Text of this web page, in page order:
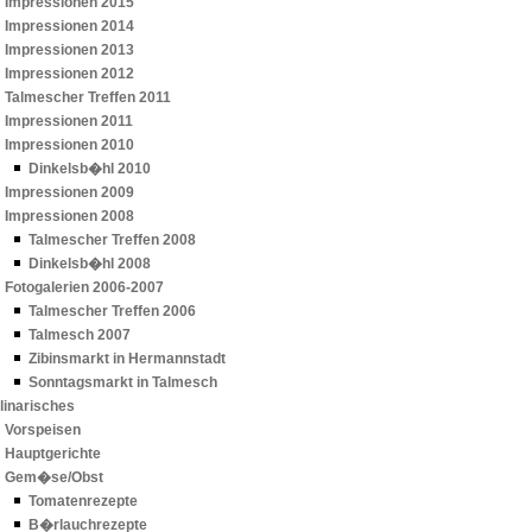
Impressionen 2014
Impressionen 2013
Impressionen 2012
Talmescher Treffen 2011
Impressionen 2011
Impressionen 2010
Dinkelsb�hl 2010
Impressionen 2009
Impressionen 2008
Talmescher Treffen 2008
Dinkelsb�hl 2008
Fotogalerien 2006-2007
Talmescher Treffen 2006
Talmesch 2007
Zibinsmarkt in Hermannstadt
Sonntagsmarkt in Talmesch
Vorspeisen
Hauptgerichte
Gem�se/Obst
Tomatenrezepte
B�rlauchrezepte